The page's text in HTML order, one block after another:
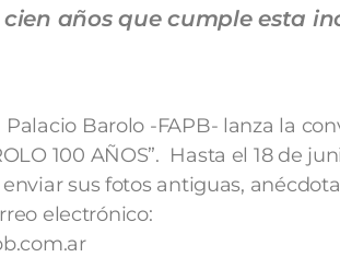
años que cumple esta
Barolo -FAPB- lanza la
100 AÑOS”. Hasta el 18 de
sus fotos antiguas,
electrónico: